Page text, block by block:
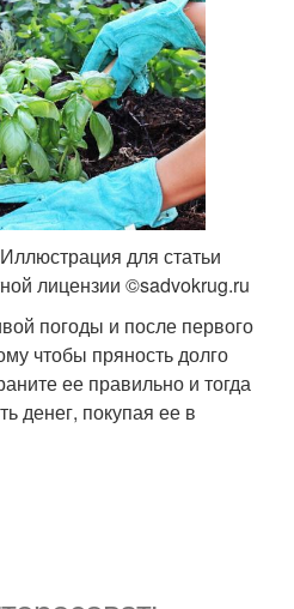
для статьи
лицензии ©sadvokrug.ru
погоды и после первого
чтобы пряность долго
ее правильно и тогда
денег, покупая ее в